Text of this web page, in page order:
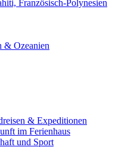
Französisch-Polynesien
& Ozeanien
& Expeditionen
im Ferienhaus
und Sport